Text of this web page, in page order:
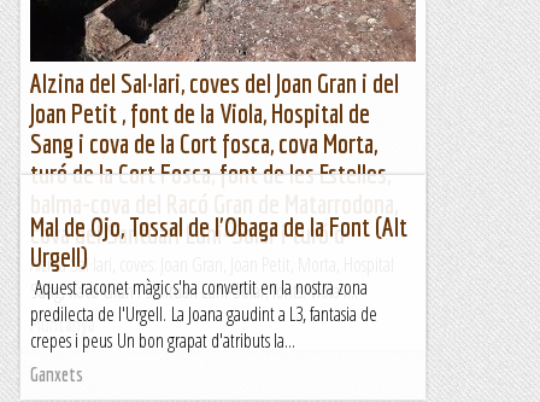
Alzina del Sal·lari, coves del Joan Gran i del
Joan Petit , font de la Viola, Hospital de
Sang i cova de la Cort fosca, cova Morta,
turó de la Cort Fosca, font de les Estelles,
cova del Santuari Luni-Solar i turó d
Alzina Sal·lari, coves: Joan Gran, Joan Petit, Morta, Hospital
Sang, Racó Gran i Santuari Luni-Solar; fonts: Viola i...
Muntanya
Mal de Ojo, Tossal de l'Obaga de la Font (Alt
Urgell)
Aquest raconet màgic s'ha convertit en la nostra zona
predilecta de l'Urgell. La Joana gaudint a L3, fantasia de
crepes i peus Un bon grapat d'atributs la...
Ganxets